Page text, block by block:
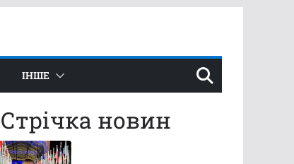
ІНШЕ
Стрічка новин